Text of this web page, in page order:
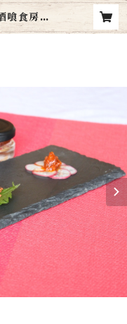
喰食房 a